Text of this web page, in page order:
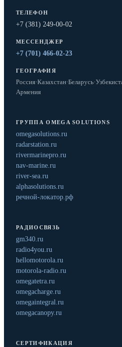
ТЕЛЕФОН
+7 (381) 249-00-02
МЕССЕНДЖЕР
+7 (701) 466-02-23
ГЕОГРАФИЯ
Россия·Казахстан·Беларусь·
Армения
ГРУППА OMEGA SOLUTIONS
omegasolutions.ru
radarstation.ru
rivermarinepro.ru
nav-marine.ru
river-sea.ru
alphasolutions.ru
речной-локатор.рф
РАДИОСВЯЗЬ
gm340.ru
radio4you.ru
hellomotorola.ru
motorola-radio.ru
omegatetra.ru
omegacharge.ru
omegaintegral.ru
omegacanopy.ru
СЕРТИФИКАЦИЯ